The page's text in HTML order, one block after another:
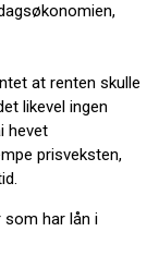
at renten skulle
likevel ingen
hevet
prisveksten,
som har lån i